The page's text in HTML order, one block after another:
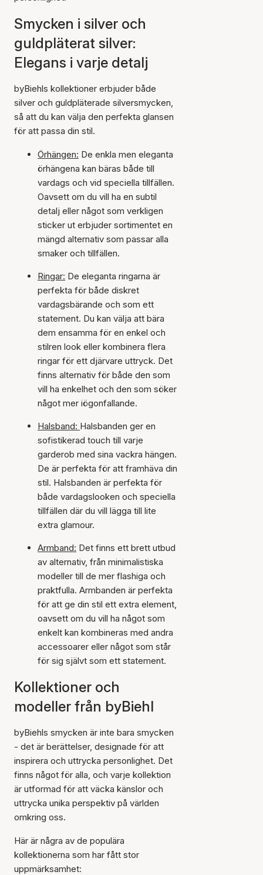
Smycken i silver och
guldpläterat silver:
Elegans i varje detalj
byBiehls kollektioner erbjuder både
silver och guldpläterade silversmycken,
så att du kan välja den perfekta glansen
för att passa din stil.
Örhängen: De enkla men eleganta
örhängena kan bäras både till
vardags och vid speciella tillfällen.
Oavsett om du vill ha en subtil
detalj eller något som verkligen
sticker ut erbjuder sortimentet en
mängd alternativ som passar alla
smaker och tillfällen.
Ringar: De eleganta ringarna är
perfekta för både diskret
vardagsbärande och som ett
statement. Du kan välja att bära
dem ensamma för en enkel och
stilren look eller kombinera flera
ringar för ett djärvare uttryck. Det
finns alternativ för både den som
vill ha enkelhet och den som söker
något mer iögonfallande.
Halsband: Halsbanden ger en
sofistikerad touch till varje
garderob med sina vackra hängen.
De är perfekta för att framhäva din
stil. Halsbanden är perfekta för
både vardagslooken och speciella
tillfällen där du vill lägga till lite
extra glamour.
Armband: Det finns ett brett utbud
av alternativ, från minimalistiska
modeller till de mer flashiga och
praktfulla. Armbanden är perfekta
för att ge din stil ett extra element,
oavsett om du vill ha något som
enkelt kan kombineras med andra
accessoarer eller något som står
för sig självt som ett statement.
Kollektioner och
modeller från byBiehl
byBiehls smycken är inte bara smycken
- det är berättelser, designade för att
inspirera och uttrycka personlighet. Det
finns något för alla, och varje kollektion
är utformad för att väcka känslor och
uttrycka unika perspektiv på världen
omkring oss.
Här är några av de populära
kollektionerna som har fått stor
uppmärksamhet: